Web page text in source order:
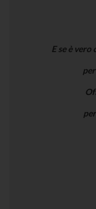
E se è